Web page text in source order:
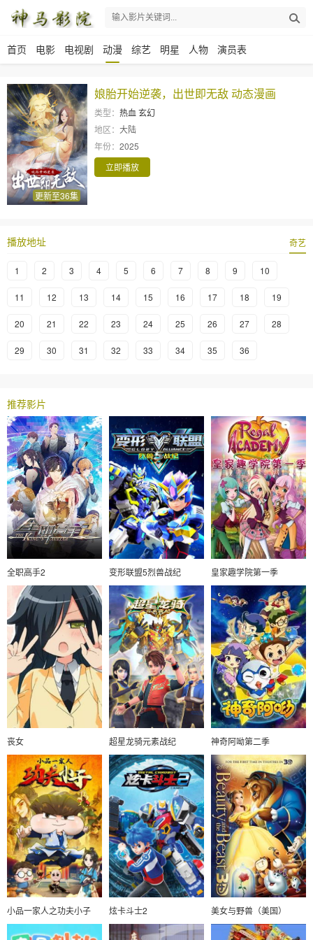
首页 电影 电视剧 动漫 综艺 明星 人物 演员表
更新至36集
娘胎开始逆袭，出世即无敌 动态漫画
类型： 热血 玄幻
地区： 大陆
年份： 2025
立即播放
播放地址 奇艺
1 2 3 4 5 6 7 8 9 10
11 12 13 14 15 16 17 18 19
20 21 22 23 24 25 26 27 28
29 30 31 32 33 34 35 36
推荐影片
全职高手2 变形联盟5烈兽战纪 皇家趣学院第一季
丧女 超星龙骑元素战纪 神奇阿呦第二季
小品一家人之功夫小子 炫卡斗士2 美女与野兽（美国）